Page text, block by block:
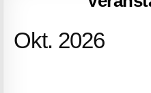
Okt. 2026